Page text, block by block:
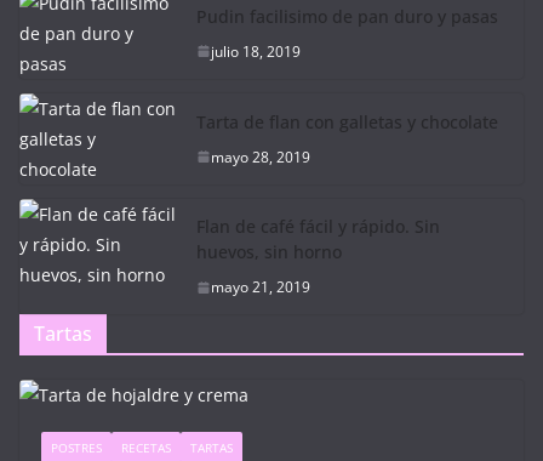
Pudin facilisimo de pan duro y pasas
julio 18, 2019
Tarta de flan con galletas y chocolate
mayo 28, 2019
Flan de café fácil y rápido. Sin
huevos, sin horno
mayo 21, 2019
Tartas
POSTRES RECETAS TARTAS